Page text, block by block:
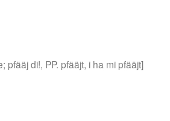
pfääj di!, PP. pfääjt, i ha mi pfääjt]